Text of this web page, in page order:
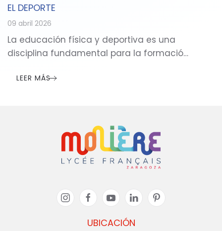
EL DEPORTE
09 abril 2026
La educación física y deportiva es una
disciplina fundamental para la formació…
LEER MÁS
UBICACIÓN